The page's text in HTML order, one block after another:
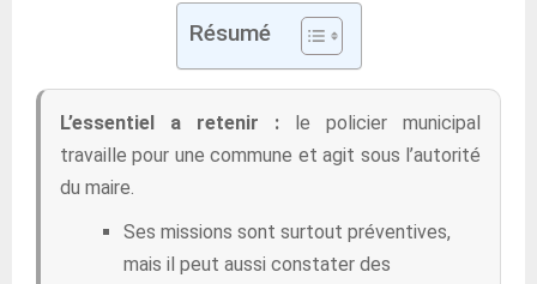
Résumé
L’essentiel a retenir : le policier municipal
travaille pour une commune et agit sous l’autorité
du maire.
Ses missions sont surtout préventives,
mais il peut aussi constater des